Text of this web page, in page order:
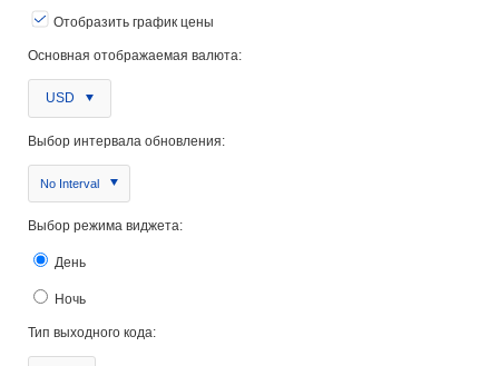
Отобразить график цены
Основная отображаемая валюта:
USD
Выбор интервала обновления:
No Interval
Выбор режима виджета:
День
Ночь
Тип выходного кода: